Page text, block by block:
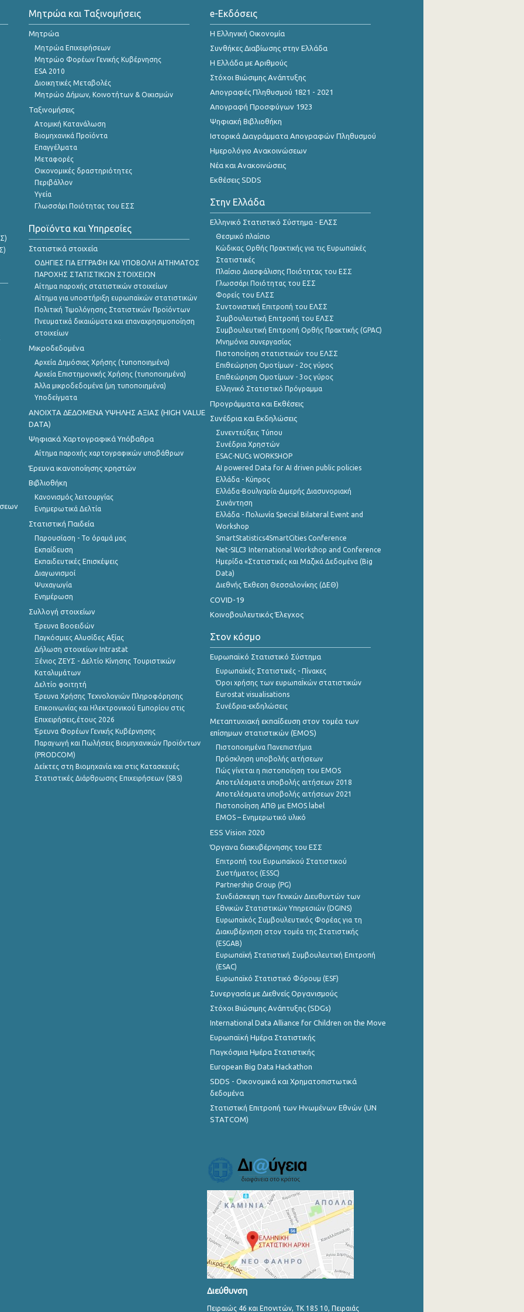
Μητρώα και Ταξινομήσεις
Μητρώα
Μητρώα Επιχειρήσεων
Μητρώο Φορέων Γενικής Κυβέρνησης
ESA 2010
Διοικητικές Μεταβολές
Μητρώο Δήμων, Κοινοτήτων & Οικισμών
Ταξινομήσεις
Ατομική Κατανάλωση
Βιομηχανικά Προϊόντα
Επαγγέλματα
Μεταφορές
Οικονομικές δραστηριότητες
Περιβάλλον
Υγεία
Γλωσσάρι Ποιότητας του ΕΣΣ
Προϊόντα και Υπηρεσίες
Στατιστικά στοιχεία
ΟΔΗΓΙΕΣ ΓΙΑ ΕΓΓΡΑΦΗ ΚΑΙ ΥΠΟΒΟΛΗ ΑΙΤΗΜΑΤΟΣ
ΠΑΡΟΧΗΣ ΣΤΑΤΙΣΤΙΚΩΝ ΣΤΟΙΧΕΙΩΝ
Αίτημα παροχής στατιστικών στοιχείων
Αίτημα για υποστήριξη ευρωπαϊκών στατιστικών
Πολιτική Τιμολόγησης Στατιστικών Προϊόντων
Πνευματικά δικαιώματα και επαναχρησιμοποίηση
στοιχείων
Μικροδεδομένα
Αρχεία Δημόσιας Χρήσης (τυποποιημένα)
Αρχεία Επιστημονικής Χρήσης (τυποποιημένα)
Άλλα μικροδεδομένα (μη τυποποιημένα)
Υποδείγματα
ANOIXTA ΔΕΔΟΜΕΝΑ ΥΨΗΛΗΣ ΑΞΙΑΣ (HIGH VALUE
DATA)
Ψηφιακά Χαρτογραφικά Υπόβαθρα
Αίτημα παροχής χαρτογραφικών υποβάθρων
Έρευνα ικανοποίησης χρηστών
Βιβλιοθήκη
Κανονισμός λειτουργίας
Ενημερωτικά Δελτία
Στατιστική Παιδεία
Παρουσίαση - Το όραμά μας
Εκπαίδευση
Εκπαιδευτικές Επισκέψεις
Διαγωνισμοί
Ψυχαγωγία
Ενημέρωση
Συλλογή στοιχείων
Έρευνα Βοοειδών
Παγκόσμιες Αλυσίδες Αξίας
Δήλωση στοιχείων Intrastat
Ξένιος ΖΕΥΣ - Δελτίο Κίνησης Τουριστικών
Καταλυμάτων
Δελτίο φοιτητή
Έρευνα Χρήσης Τεχνολογιών Πληροφόρησης
Επικοινωνίας και Ηλεκτρονικού Εμπορίου στις
Επιχειρήσεις,έτους 2026
Έρευνα Φορέων Γενικής Κυβέρνησης
Παραγωγή και Πωλήσεις Βιομηχανικών Προϊόντων
(PRODCOM)
Δείκτες στη Βιομηχανία και στις Κατασκευές
Στατιστικές Διάρθρωσης Επιχειρήσεων (SBS)
e-Εκδόσεις
Η Ελληνική Οικονομία
Συνθήκες Διαβίωσης στην Ελλάδα
Η Ελλάδα με Αριθμούς
Στόχοι Βιώσιμης Ανάπτυξης
Απογραφές Πληθυσμού 1821 - 2021
Απογραφή Προσφύγων 1923
Ψηφιακή Βιβλιοθήκη
Ιστορικά Διαγράμματα Απογραφών Πληθυσμού
Ημερολόγιο Ανακοινώσεων
Νέα και Ανακοινώσεις
Εκθέσεις SDDS
Στην Ελλάδα
Ελληνικό Στατιστικό Σύστημα - ΕΛΣΣ
Θεσμικό πλαίσιο
Κώδικας Ορθής Πρακτικής για τις Ευρωπαϊκές
Στατιστικές
Πλαίσιο Διασφάλισης Ποιότητας του ΕΣΣ
Γλωσσάρι Ποιότητας του ΕΣΣ
Φορείς του ΕΛΣΣ
Συντονιστική Επιτροπή του ΕΛΣΣ
Συμβουλευτική Επιτροπή του ΕΛΣΣ
Συμβουλευτική Επιτροπή Ορθής Πρακτικής (GPAC)
Μνημόνια συνεργασίας
Πιστοποίηση στατιστικών του ΕΛΣΣ
Επιθεώρηση Ομοτίμων - 2ος γύρος
Επιθεώρηση Ομοτίμων - 3ος γύρος
Ελληνικό Στατιστικό Πρόγραμμα
Προγράμματα και Εκθέσεις
Συνέδρια και Εκδηλώσεις
Συνεντεύξεις Τύπου
Συνέδρια Χρηστών
ESAC-NUCs WORKSHOP
AI powered Data for AI driven public policies
Ελλάδα - Κύπρος
Ελλάδα-Βουλγαρία-Διμερής Διασυνοριακή
Συνάντηση
Ελλάδα - Πολωνία Special Bilateral Event and
Workshop
SmartStatistics4SmartCities Conference
Net-SILC3 International Workshop and Conference
Ημερίδα «Στατιστικές και Μαζικά Δεδομένα (Big
Data)
Διεθνής Έκθεση Θεσσαλονίκης (ΔΕΘ)
COVID-19
Κοινοβουλευτικός Έλεγχος
Στον κόσμο
Ευρωπαϊκό Στατιστικό Σύστημα
Ευρωπαϊκές Στατιστικές - Πίνακες
Όροι χρήσης των ευρωπαΪκών στατιστικών
Eurostat visualisations
Συνέδρια-εκδηλώσεις
Μεταπτυχιακή εκπαίδευση στον τομέα των
επίσημων στατιστικών (EMOS)
Πιστοποιημένα Πανεπιστήμια
Πρόσκληση υποβολής αιτήσεων
Πώς γίνεται η πιστοποίηση του EMOS
Αποτελέσματα υποβολής αιτήσεων 2018
Αποτελέσματα υποβολής αιτήσεων 2021
Πιστοποίηση ΑΠΘ με EMOS label
EMOS – Ενημερωτικό υλικό
ESS Vision 2020
Όργανα διακυβέρνησης του ΕΣΣ
Επιτροπή του Ευρωπαϊκού Στατιστικού
Συστήματος (ESSC)
Partnership Group (PG)
Συνδιάσκεψη των Γενικών Διευθυντών των
Εθνικών Στατιστικών Υπηρεσιών (DGINS)
Ευρωπαϊκός Συμβουλευτικός Φορέας για τη
Διακυβέρνηση στον τομέα της Στατιστικής
(ESGAB)
Ευρωπαϊκή Στατιστική Συμβουλευτική Επιτροπή
(ESAC)
Ευρωπαϊκό Στατιστικό Φόρουμ (ESF)
Συνεργασία με Διεθνείς Οργανισμούς
Στόχοι Βιώσιμης Ανάπτυξης (SDGs)
International Data Alliance for Children on the Move
Ευρωπαϊκή Ημέρα Στατιστικής
Παγκόσμια Ημέρα Στατιστικής
European Big Data Hackathon
SDDS - Οικονομικά και Χρηματοπιστωτικά
δεδομένα
Στατιστική Επιτροπή των Ηνωμένων Εθνών (UN
STATCOM)
Διεύθυνση
Πειραιώς 46 και Επονιτών, ΤΚ 185 10, Πειραιάς